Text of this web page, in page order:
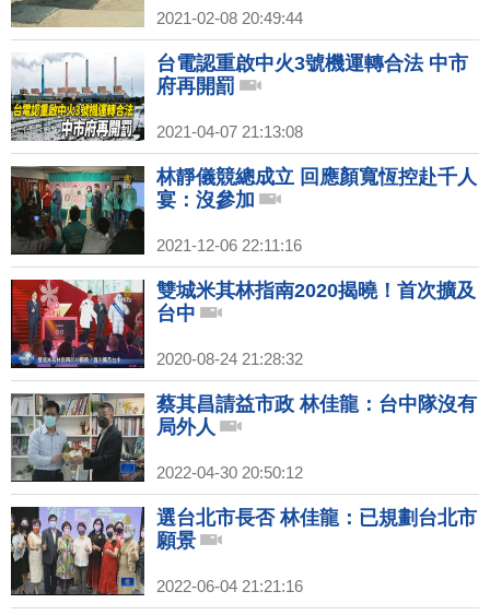
2021-02-08 20:49:44
台電認重啟中火3號機運轉合法 中市
府再開罰
2021-04-07 21:13:08
林靜儀競總成立 回應顏寬恆控赴千人
宴：沒參加
2021-12-06 22:11:16
雙城米其林指南2020揭曉！首次擴及
台中
2020-08-24 21:28:32
蔡其昌請益市政 林佳龍：台中隊沒有
局外人
2022-04-30 20:50:12
選台北市長否 林佳龍：已規劃台北市
願景
2022-06-04 21:21:16